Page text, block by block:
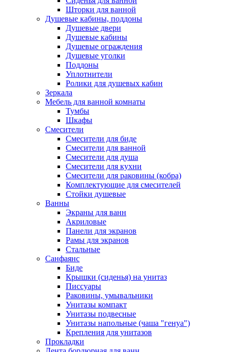
Шторки для ванной
Душевые кабины, поддоны
Душевые двери
Душевые кабины
Душевые ограждения
Душевые уголки
Поддоны
Уплотнители
Ролики для душевых кабин
Зеркала
Мебель для ванной комнаты
Тумбы
Шкафы
Смесители
Смесители для биде
Смесители для ванной
Смесители для душа
Смесители для кухни
Смесители для раковины (кобра)
Комплектующие для смесителей
Стойки душевые
Ванны
Экраны для ванн
Акриловые
Панели для экранов
Рамы для экранов
Стальные
Санфаянс
Биде
Крышки (сиденья) на унитаз
Писсуары
Раковины, умывальники
Унитазы компакт
Унитазы подвесные
Унитазы напольные (чаша "генуа")
Крепления для унитазов
Прокладки